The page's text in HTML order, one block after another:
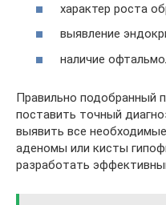
характер роста
выявление
наличие
Правильно подобранный
поставить точный
выявить все
аденомы или кисты
разработать